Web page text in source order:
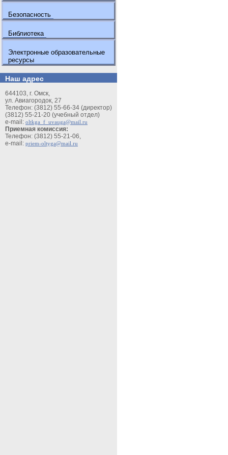
Безопасность
Библиотека
Электронные образовательные
ресурсы
Наш адрес
644103, г. Омск,
ул. Авиагородок, 27
Телефон: (3812) 55-66-34 (директор)
(3812) 55-21-20 (учебный отдел)
e-mail: oltkga_f_uvauga@mail.ru
Приемная комиссия:
Телефон: (3812) 55-21-06,
e-mail: priem-oltyga@mail.ru